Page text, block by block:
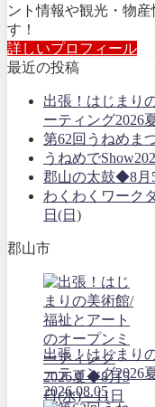
ント情報や観光・物
す！
詳しいプロフィール
最近の投稿
出張！はじまり
ーティング2026
第62回うねめま
うねめで
郡山の太鼓◆8月
わくわくワーク
日(日)
郡山市
出張！はじまり
ーティング2026
2026.08.05